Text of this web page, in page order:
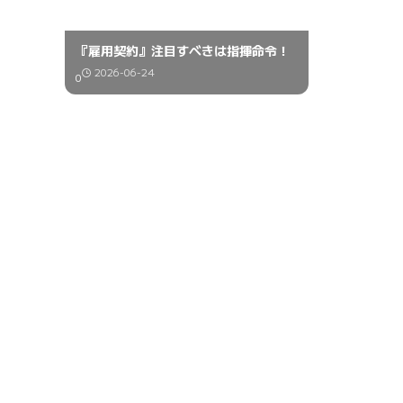
『雇用契約』注目すべきは指揮命令！
0 2026-06-24